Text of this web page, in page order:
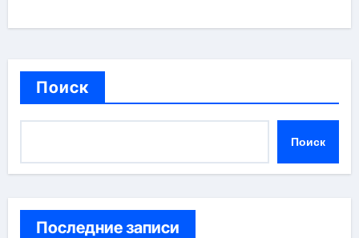
Поиск
Поиск
Последние записи